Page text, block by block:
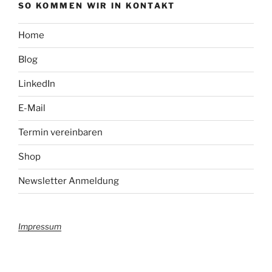
SO KOMMEN WIR IN KONTAKT
Home
Blog
LinkedIn
E-Mail
Termin vereinbaren
Shop
Newsletter Anmeldung
Impressum